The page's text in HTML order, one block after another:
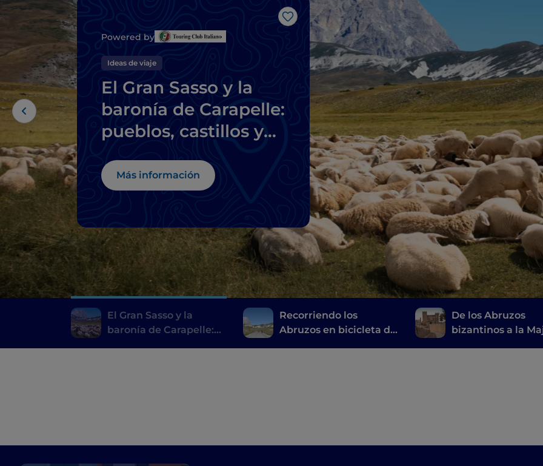
Me gusta
Powered by
Ideas de viaje
El Gran Sasso y la
baronía de Carapelle:
pueblos, castillos y
Más información
El Gran Sasso y la
baronía de Carapelle:
Recorriendo los
Abruzos en bicicleta de
De los Abruzos
bizantinos a la